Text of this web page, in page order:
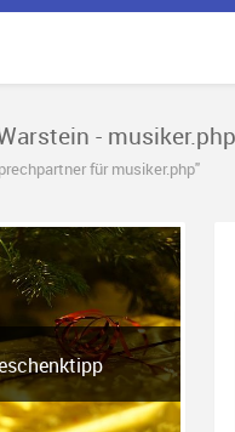
-
für musiker.php"